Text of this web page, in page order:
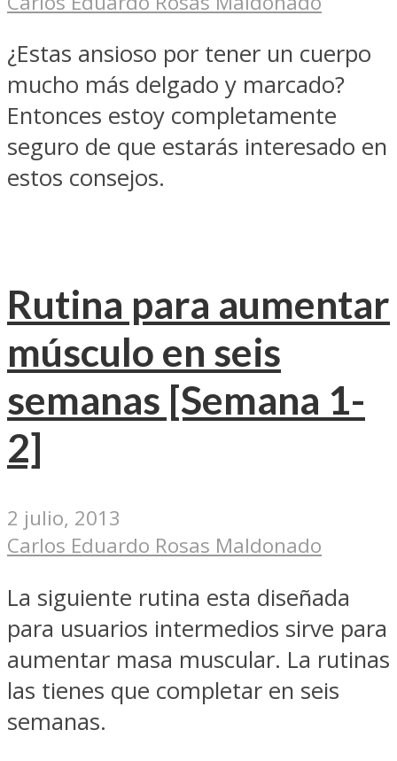
¿Estas ansioso por tener un cuerpo
mucho más delgado y marcado?
Entonces estoy completamente
seguro de que estarás interesado en
estos consejos.
Rutina para aumentar
músculo en seis
semanas [Semana 1-
2]
2 julio, 2013
Carlos Eduardo Rosas Maldonado
La siguiente rutina esta diseñada
para usuarios intermedios sirve para
aumentar masa muscular. La rutinas
las tienes que completar en seis
semanas.